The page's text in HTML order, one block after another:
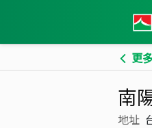
更
南
地址